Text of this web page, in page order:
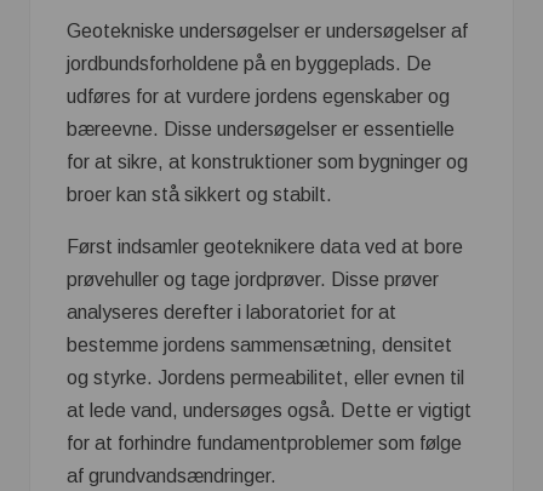
Geotekniske undersøgelser er undersøgelser af
jordbundsforholdene på en byggeplads. De
udføres for at vurdere jordens egenskaber og
bæreevne. Disse undersøgelser er essentielle
for at sikre, at konstruktioner som bygninger og
broer kan stå sikkert og stabilt.
Først indsamler geoteknikere data ved at bore
prøvehuller og tage jordprøver. Disse prøver
analyseres derefter i laboratoriet for at
bestemme jordens sammensætning, densitet
og styrke. Jordens permeabilitet, eller evnen til
at lede vand, undersøges også. Dette er vigtigt
for at forhindre fundamentproblemer som følge
af grundvandsændringer.